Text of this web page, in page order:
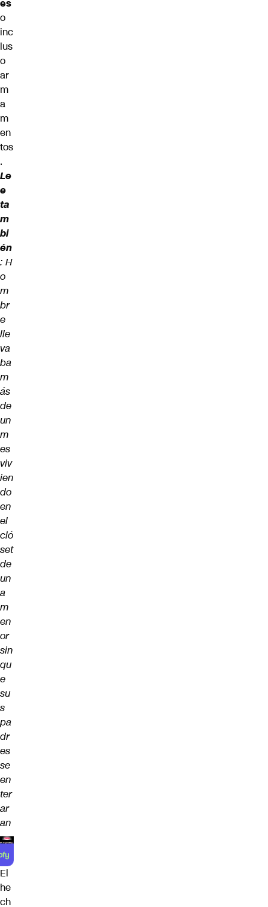
es
o
inc
lus
o
ar
m
a
m
en
tos
.
Le
e
ta
m
bi
én
: H
o
m
br
e
lle
va
ba
m
ás
de
un
m
es
viv
ien
do
en
el
cló
set
de
un
a
m
en
or
sin
qu
e
su
s
pa
dr
es
se
en
ter
ar
an
El
he
ch